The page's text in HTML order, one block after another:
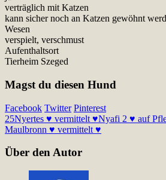
verträglich mit Katzen
kann sicher noch an Katzen gewöhnt
Wesen
verspielt, verschmust
Aufenthaltsort
Tierheim Szeged
Magst du diesen Hund
Facebook Twitter Pinterest
25Nyertes ♥ vermittelt ♥Nyafi 2 ♥ auf
Maulbronn ♥ vermittelt ♥
Über den Autor